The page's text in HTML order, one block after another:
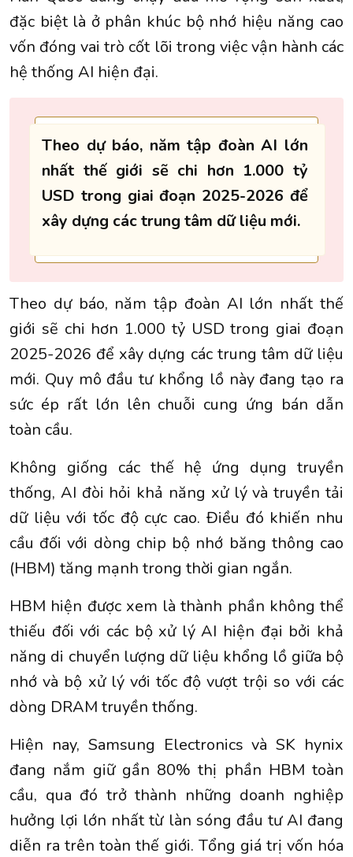
đặc biệt là ở phân khúc bộ nhớ hiệu năng cao
vốn đóng vai trò cốt lõi trong việc vận hành các
hệ thống AI hiện đại.
Theo dự báo, năm tập đoàn AI lớn
nhất thế giới sẽ chi hơn 1.000 tỷ
USD trong giai đoạn 2025-2026 để
xây dựng các trung tâm dữ liệu mới.
Theo dự báo, năm tập đoàn AI lớn nhất thế
giới sẽ chi hơn 1.000 tỷ USD trong giai đoạn
2025-2026 để xây dựng các trung tâm dữ liệu
mới. Quy mô đầu tư khổng lồ này đang tạo ra
sức ép rất lớn lên chuỗi cung ứng bán dẫn
toàn cầu.
Không giống các thế hệ ứng dụng truyền
thống, AI đòi hỏi khả năng xử lý và truyền tải
dữ liệu với tốc độ cực cao. Điều đó khiến nhu
cầu đối với dòng chip bộ nhớ băng thông cao
(HBM) tăng mạnh trong thời gian ngắn.
HBM hiện được xem là thành phần không thể
thiếu đối với các bộ xử lý AI hiện đại bởi khả
năng di chuyển lượng dữ liệu khổng lồ giữa bộ
nhớ và bộ xử lý với tốc độ vượt trội so với các
dòng DRAM truyền thống.
Hiện nay, Samsung Electronics và SK hynix
đang nắm giữ gần 80% thị phần HBM toàn
cầu, qua đó trở thành những doanh nghiệp
hưởng lợi lớn nhất từ làn sóng đầu tư AI đang
diễn ra trên toàn thế giới. Tổng giá trị vốn hóa